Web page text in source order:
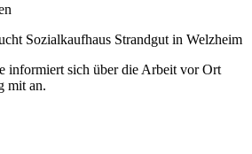
Sozialkaufhaus Strandgut in Welzheim
informiert sich über die Arbeit vor Ort
mit an.